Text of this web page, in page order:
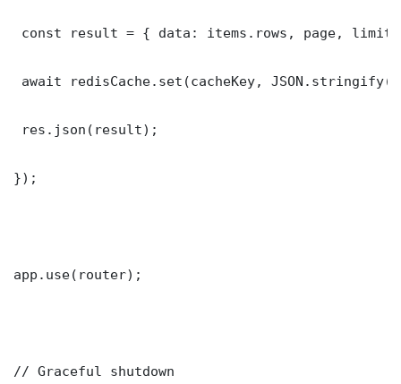
const result = { data: items.rows, page,
await redisCache.set(cacheKey,
res.json(result);
});
app.use(router);
// Graceful shutdown